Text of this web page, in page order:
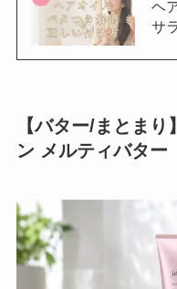
ヘ
サ
【バター/まとま
ン メルティバター